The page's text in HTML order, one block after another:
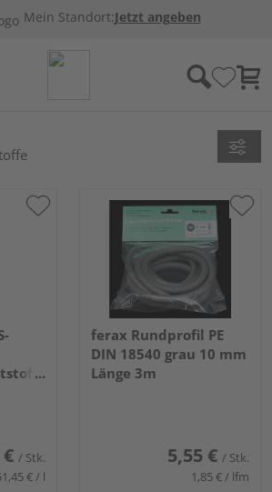
Mein Standort:Jetzt angeben
/ Stk.
€ / l
ferax Rundprofil PE
DIN 18540 grau 10 mm
Länge 3m
5,55 € / Stk.
1,85 € / lfm